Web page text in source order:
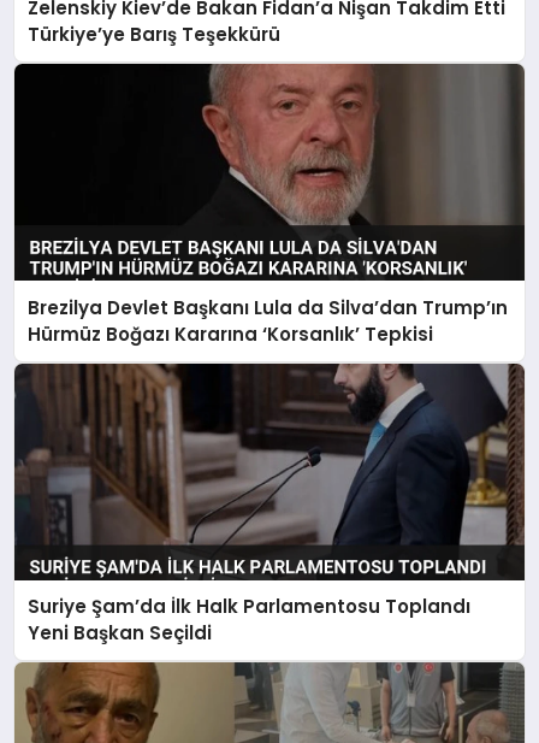
Zelenskiy Kiev’de Bakan Fidan’a Nişan Takdim Etti
Türkiye’ye Barış Teşekkürü
Brezilya Devlet Başkanı Lula da Silva’dan Trump’ın
Hürmüz Boğazı Kararına ‘Korsanlık’ Tepkisi
Suriye Şam’da İlk Halk Parlamentosu Toplandı
Yeni Başkan Seçildi